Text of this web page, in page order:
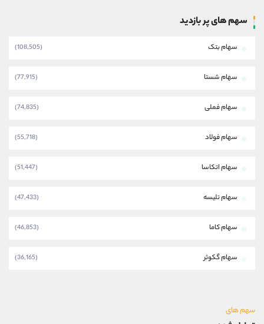
سهم های پر بازدید
سهام بتک (108,505)
سهام شستا (77,915)
سهام فملی (74,835)
سهام فولاد (55,718)
سهام اتکاسا (51,447)
سهام تلیسه (47,433)
سهام کاما (46,853)
سهام گکوثر (36,165)
سهم های